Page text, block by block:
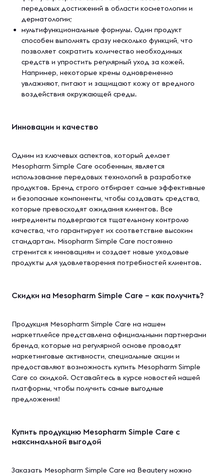
передовых достижений в области косметологии и
дерматологии;
мультифункциональные формулы. Один продукт
способен выполнять сразу несколько функций, что
позволяет сократить количество необходимых
средств и упростить регулярный уход за кожей.
Например, некоторые кремы одновременно
увлажняют, питают и защищают кожу от вредного
воздействия окружающей среды.
Инновации и качество
Одним из ключевых аспектов, который делает
Mesopharm Simple Care особенным, является
использование передовых технологий в разработке
продуктов. Бренд строго отбирает самые эффективные
и безопасные компоненты, чтобы создавать средства,
которые превосходят ожидания клиентов. Все
ингредиенты подвергаются тщательному контролю
качества, что гарантирует их соответствие высоким
стандартам. Мisopharm Simple Care постоянно
стремится к инновациям и создает новые уходовые
продукты для удовлетворения потребностей клиентов.
Скидки на Mesopharm Simple Care – как получить?
Продукция Mesopharm Simple Care на нашем
маркетплейсе представлена официальными партнерами
бренда, которые на регулярной основе проводят
маркетинговые активности, специальные акции и
предоставляют возможность купить Mesopharm Simple
Care со скидкой. Оставайтесь в курсе новостей нашей
платформы, чтобы получить самые выгодные
предложения!
Купить продукцию Mesopharm Simple Care с
максимальной выгодой
Заказать Mesopharm Simple Care на Beautery можно